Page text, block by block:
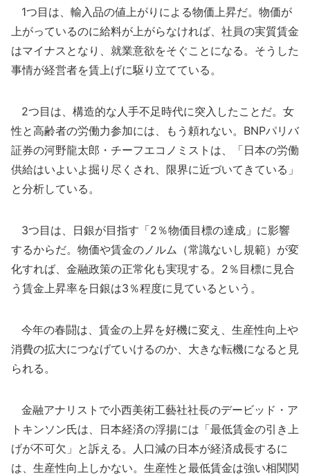
1つ目は、輸入品の値上がりによる物価上昇だ。物価が
上がっているのに給料が上がらなければ、社員の実質賃金
はマイナスとなり、就業意欲をそぐことになる。そうした
事情が経営者を賃上げに駆り立てている。
2つ目は、構造的な人手不足時代に突入したことだ。女
性と高齢者の労働力参加には、もう頼れない。BNPパリバ
証券の河野龍太郎・チーフエコノミストは、「日本の労働
供給はいよいよ掘り尽くされ、限界に近づいてきている」
と分析している。
3つ目は、日銀が目指す「2％物価目標の達成」に影響
するからだ。物価や賃金のノルム（常識ないし規範）が変
化すれば、金融政策の正常化も実現する。2％目標に見合
う賃金上昇率を日銀は3％程度に見ているという。
今年の春闘は、賃金の上昇を好機に変え、生産性向上や
消費の拡大につなげていけるのか、大きな転機になると見
られる。
金融アナリストで小西美術工藝社社長のデービッド・ア
トキンソン氏は、日本経済の浮揚には「最低賃金の引き上
げが不可欠」と訴える。人口減の日本が経済成長するに
は、生産性向上しかない。生産性と最低賃金は強い相関関